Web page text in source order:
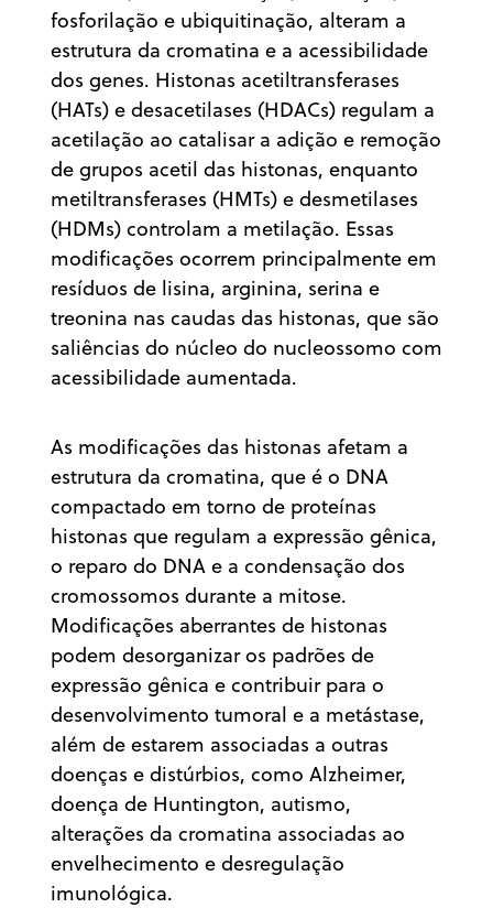
fosforilação e ubiquitinação, alteram a
estrutura da cromatina e a acessibilidade
dos genes. Histonas acetiltransferases
(HATs) e desacetilases (HDACs) regulam a
acetilação ao catalisar a adição e remoção
de grupos acetil das histonas, enquanto
metiltransferases (HMTs) e desmetilases
(HDMs) controlam a metilação. Essas
modificações ocorrem principalmente em
resíduos de lisina, arginina, serina e
treonina nas caudas das histonas, que são
saliências do núcleo do nucleossomo com
acessibilidade aumentada.
As modificações das histonas afetam a
estrutura da cromatina, que é o DNA
compactado em torno de proteínas
histonas que regulam a expressão gênica,
o reparo do DNA e a condensação dos
cromossomos durante a mitose.
Modificações aberrantes de histonas
podem desorganizar os padrões de
expressão gênica e contribuir para o
desenvolvimento tumoral e a metástase,
além de estarem associadas a outras
doenças e distúrbios, como Alzheimer,
doença de Huntington, autismo,
alterações da cromatina associadas ao
envelhecimento e desregulação
imunológica.